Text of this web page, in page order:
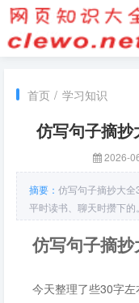
首页 / 学习知识
仿写句子摘
2026-
摘要： 仿写句子摘抄大
平时读书、聊天时攒下
的，越品越有意思。30
仿写句子摘
今天整理了些30字